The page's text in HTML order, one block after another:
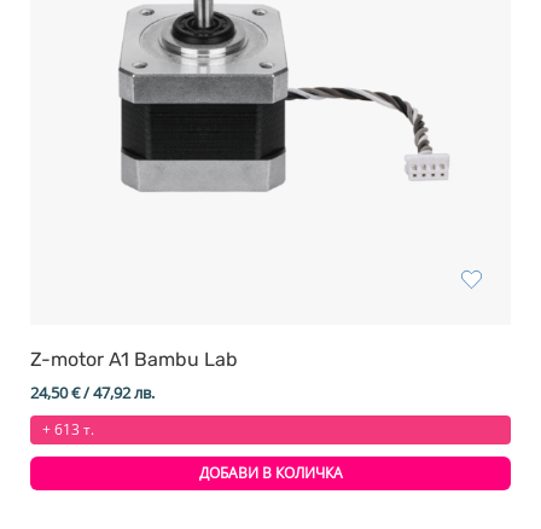
Z-motor A1 Bambu Lab
24,50€/ 47,92 лв.
+ 613 т.
ДОБАВИ В КОЛИЧКА